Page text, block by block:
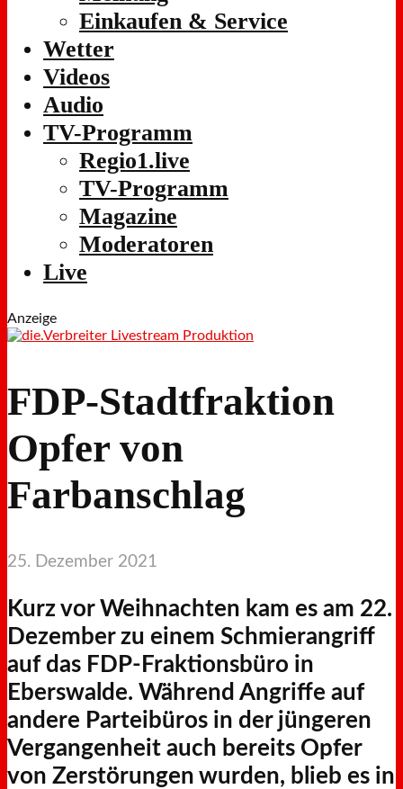
Einkaufen & Service
Wetter
Videos
Audio
TV-Programm
Regio1.live
TV-Programm
Magazine
Moderatoren
Live
Anzeige
FDP-Stadtfraktion
Opfer von
Farbanschlag
25. Dezember 2021
Kurz vor Weihnachten kam es am 22.
Dezember zu einem Schmierangriff
auf das FDP-Fraktionsbüro in
Eberswalde. Während Angriffe auf
andere Parteibüros in der jüngeren
Vergangenheit auch bereits Opfer
von Zerstörungen wurden, blieb es in